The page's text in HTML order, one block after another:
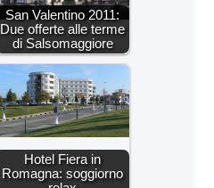
San Valentino 2011:
Due offerte alle terme
di Salsomaggiore
Hotel Fiera in
Romagna: soggiorno